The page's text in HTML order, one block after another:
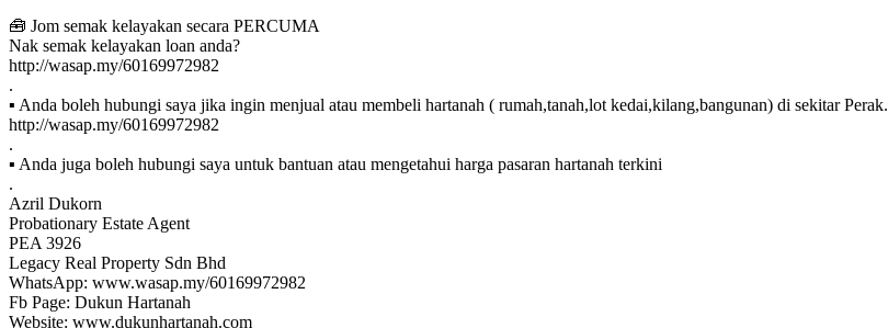
🧰 Jom semak kelayakan secara PERCUMA
Nak semak kelayakan loan anda?
http://wasap.my/60169972982
.
▪ Anda boleh hubungi saya jika ingin menjual atau membeli hartanah ( rumah,tanah,lot kedai,kilang,bangunan) di sekitar Perak.
http://wasap.my/60169972982
.
▪ Anda juga boleh hubungi saya untuk bantuan atau mengetahui harga pasaran hartanah terkini
.
Azril Dukorn
Probationary Estate Agent
PEA 3926
Legacy Real Property Sdn Bhd
WhatsApp: www.wasap.my/60169972982
Fb Page: Dukun Hartanah
Website: www.dukunhartanah.com